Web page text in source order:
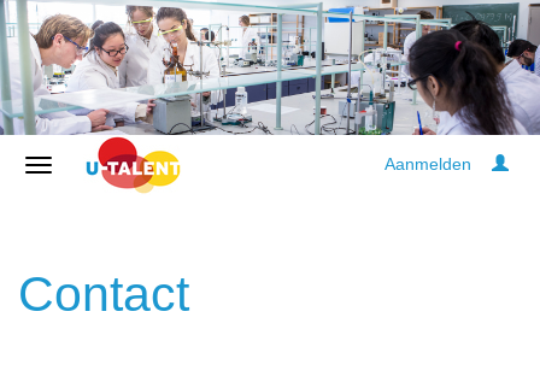
Aanmelden
Contact